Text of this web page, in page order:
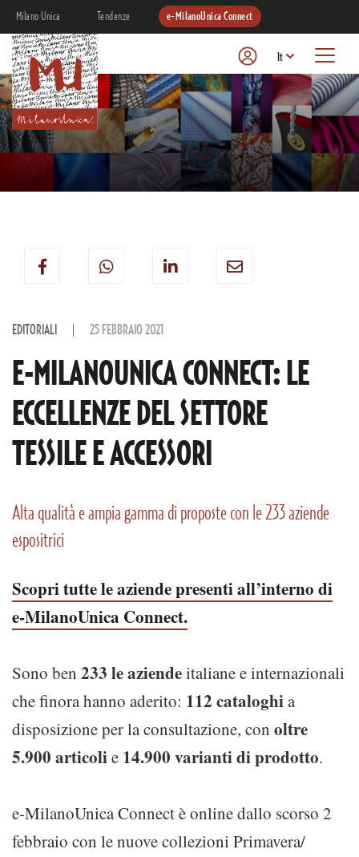
Milano Unica Tendenze e-MilanoUnica Connect
It
EDITORIALI 25 FEBBRAIO 2021
E-MILANOUNICA CONNECT: LE
ECCELLENZE DEL SETTORE
TESSILE E ACCESSORI
Alta qualità e ampia gamma di proposte con le 233 aziende
espositrici
Scopri tutte le aziende presenti all’interno di
e-MilanoUnica Connect.
Sono ben 233 le aziendeitaliane e internazionali
che finora hanno aderito: 112 cataloghia
disposizione per la consultazione, con oltre
5.900 articolie 14.900 varianti di prodotto.
e-MilanoUnica Connect è online dallo scorso 2
febbraio con le nuove collezioni Primavera/